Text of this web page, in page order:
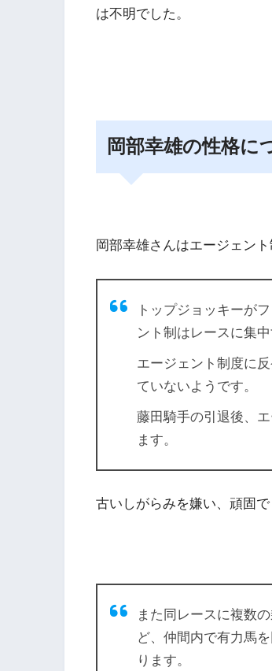
は不明でした。
岡部幸雄の性格に
岡部幸雄さんはエージェン
トップジョッキーが
ント制はレースに集
エージェント制度に
ていないようです。
藤田騎手の引退後、
ます。
古いしがらみを嫌い、頑固
また同レースに複数
ど、仲間内で有力馬
ります。